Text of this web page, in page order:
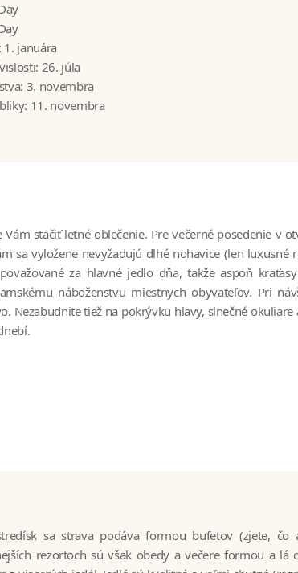
1. januára
26. júla
3. novembra
11. novembra
stačiť letné oblečenie. Pre večerné posedenie v
sa vyložene nevyžadujú dlhé nohavice (len
za hlavné jedlo dňa, takže aspoň
náboženstvu miestnych obyvateľov. Pri
Nezabudnite tiež na pokrývku hlavy, slnečné